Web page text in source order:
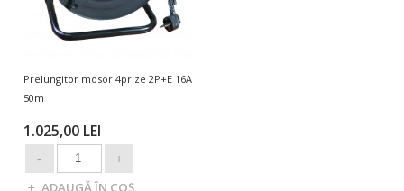
Prelungitor mosor 4prize 2P+E 16A
50m
1.025,00 LEI